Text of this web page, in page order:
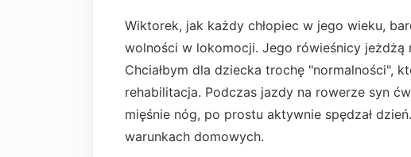
Wiktorek, jak każdy chłopiec w jego wieku,
wolności w lokomocji. Jego rówieśnicy jeżdżą
Chciałbym dla dziecka trochę "normalności",
rehabilitacja. Podczas jazdy na rowerze syn
mięśnie nóg, po prostu aktywnie spędzał
warunkach domowych.